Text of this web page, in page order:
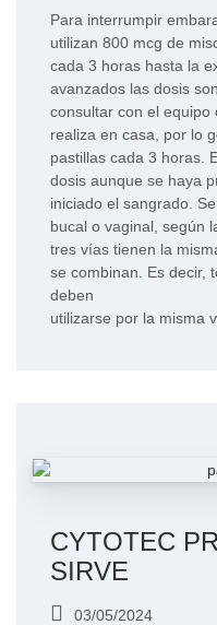
Para interrumpir
utilizan 800 mcg de
cada 3 horas hasta la
avanzados las dosis
consultar con el equipo
realiza en casa, por lo
pastillas cada 3 horas.
dosis aunque se haya
iniciado el sangrado.
bucal o vaginal, según
tres vías tienen la
se combinan. Es decir,
deben
utilizarse por la misma
CYTOTEC
SIRVE
03/05/2024